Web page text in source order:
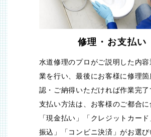
修理・お支払い
水道修理のプロがご説明した内
業を行い、最後にお客様に修理
認・ご納得いただければ作業完了
支払い方法は、お客様のご都合に
「現金払い」「クレジットカー
振込」「コンビニ決済」がお選び